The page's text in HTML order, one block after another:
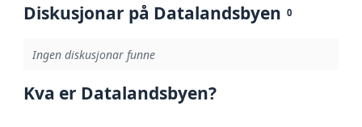
Diskusjonar på Datalandsbyen 0
Ingen diskusjonar funne
Kva er Datalandsbyen?